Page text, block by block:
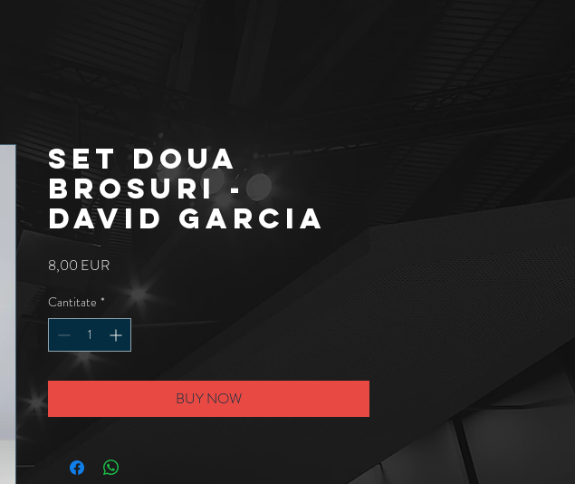
SET DOUA
BROSURI -
David Garcia
8,00 EURPreț
Cantitate *
BUY NOW